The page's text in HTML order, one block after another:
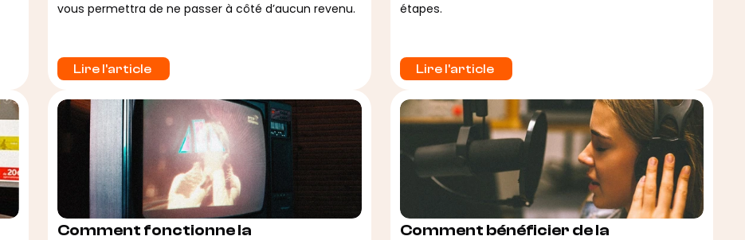
vous permettra de ne passer à côté d’aucun revenu.
Lire l'article
Comment fonctionne la
étapes.
Lire l'article
Comment bénéficier de la